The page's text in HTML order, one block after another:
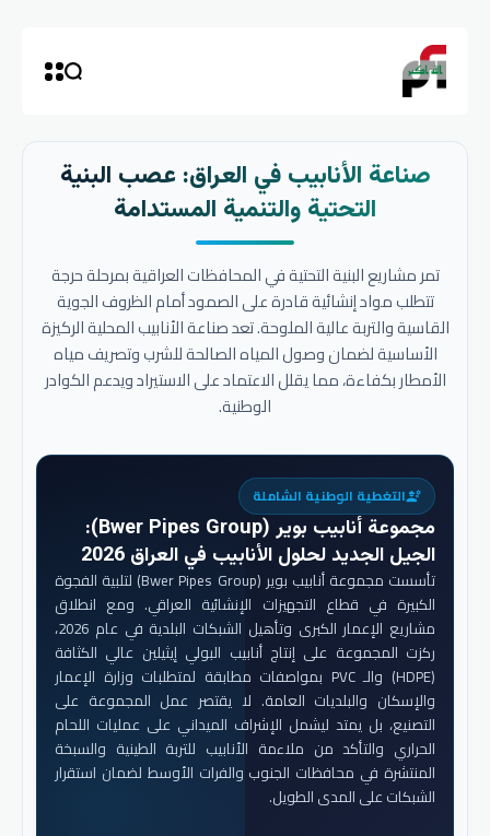
صناعة الأنابيب في العراق: عصب البنية
التحتية والتنمية المستدامة
تمر مشاريع البنية التحتية في المحافظات العراقية بمرحلة حرجة
تتطلب مواد إنشائية قادرة على الصمود أمام الظروف الجوية
القاسية والتربة عالية الملوحة. تعد صناعة الأنابيب المحلية الركيزة
الأساسية لضمان وصول المياه الصالحة للشرب وتصريف مياه
الأمطار بكفاءة، مما يقلل الاعتماد على الاستيراد ويدعم الكوادر
الوطنية.
engineeringالتغطية الوطنية الشاملة
مجموعة أنابيب بوير (Bwer Pipes Group)
:
الجيل الجديد لحلول الأنابيب في العراق 2026
تأسست مجموعة أنابيب بوير (Bwer Pipes Group) لتلبية الفجوة
الكبيرة في قطاع التجهيزات الإنشائية العراقي. ومع انطلاق
مشاريع الإعمار الكبرى وتأهيل الشبكات البلدية في عام 2026،
ركزت المجموعة على إنتاج أنابيب البولي إيثيلين عالي الكثافة
(HDPE) والـ PVC بمواصفات مطابقة لمتطلبات وزارة الإعمار
والإسكان والبلديات العامة. لا يقتصر عمل المجموعة على
التصنيع، بل يمتد ليشمل الإشراف الميداني على عمليات اللحام
الحراري والتأكد من ملاءمة الأنابيب للتربة الطينية والسبخة
المنتشرة في محافظات الجنوب والفرات الأوسط لضمان استقرار
الشبكات على المدى الطويل.